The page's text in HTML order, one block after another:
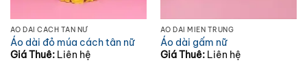
ÁO DÀI CÁCH TÂN NỮ
Áo dài đỏ múa cách tân nữ
Giá Thuê: Liên hệ
ÁO DÀI MIỀN TRUNG
Áo dài gấm nữ
Giá Thuê: Liên hệ